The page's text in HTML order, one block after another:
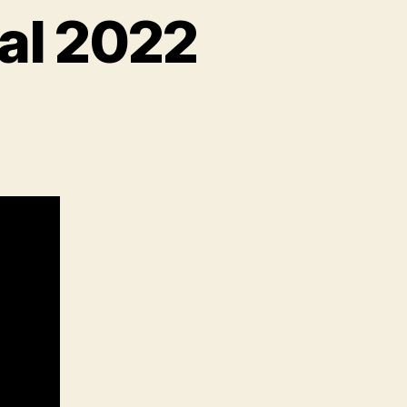
2022